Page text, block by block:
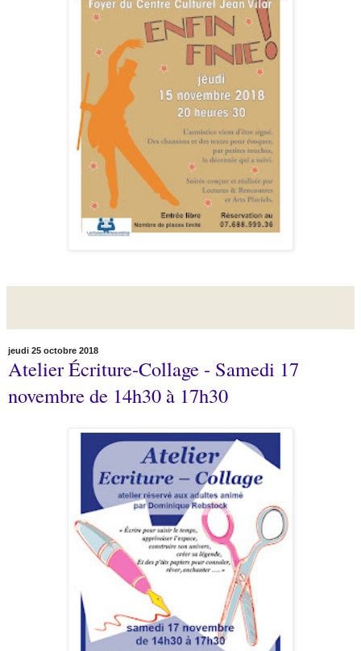
jeudi 25 octobre 2018
Atelier Écriture-Collage - Samedi 17
novembre de 14h30 à 17h30